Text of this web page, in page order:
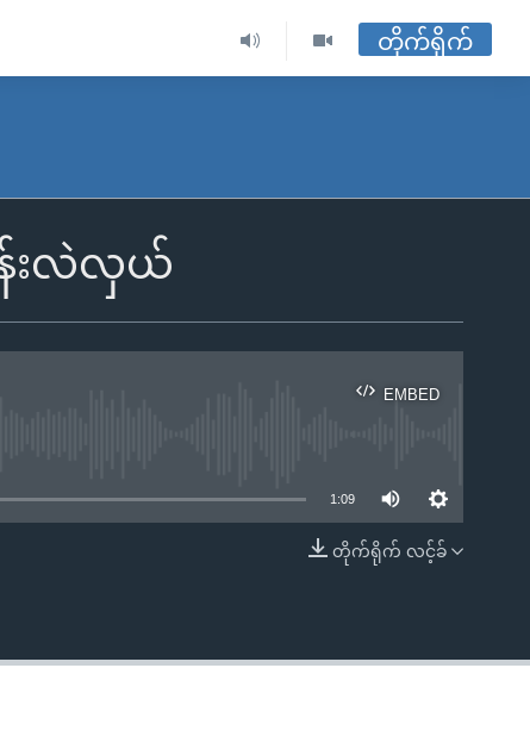
တိုက်ရိုက်
းလဲလှယ်
EMBED
EMBED
1:09
တိုက်ရိုက် လင့်ခ်